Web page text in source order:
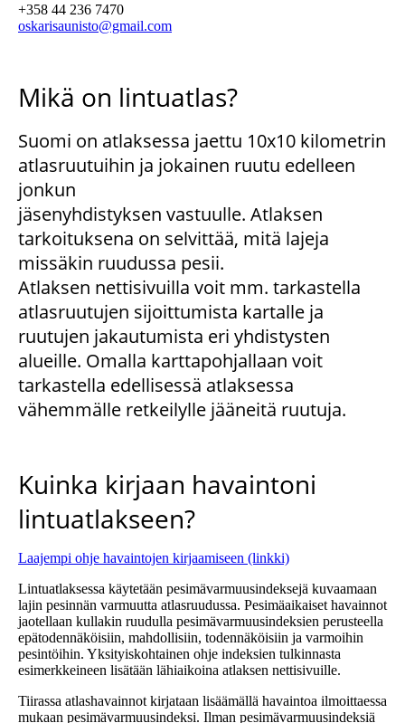
+358 44 236 7470
oskarisaunisto@gmail.com
Mikä on lintuatlas?
Suomi on atlaksessa jaettu 10x10 kilometrin
atlasruutuihin ja jokainen ruutu edelleen
jonkun
jäsenyhdistyksen vastuulle. Atlaksen
tarkoituksena on selvittää, mitä lajeja
missäkin ruudussa pesii.
Atlaksen nettisivuilla voit mm. tarkastella
atlasruutujen sijoittumista kartalle ja
ruutujen jakautumista eri yhdistysten
alueille. Omalla karttapohjallaan voit
tarkastella edellisessä atlaksessa
vähemmälle retkeilylle jääneitä ruutuja.
Kuinka kirjaan havaintoni
lintuatlakseen?
Laajempi ohje havaintojen kirjaamiseen (linkki)
Lintuatlaksessa käytetään pesimävarmuusindeksejä kuvaamaan
lajin pesinnän varmuutta atlasruudussa. Pesimäaikaiset havainnot
jaotellaan kullakin ruudulla pesimävarmuusindeksien perusteella
epätodennäköisiin, mahdollisiin, todennäköisiin ja varmoihin
pesintöihin. Yksityiskohtainen ohje indeksien tulkinnasta
esimerkkeineen lisätään lähiaikoina atlaksen nettisivuille.
Tiirassa atlashavainnot kirjataan lisäämällä havaintoa ilmoittaessa
mukaan pesimävarmuusindeksi. Ilman pesimävarmuusindeksiä